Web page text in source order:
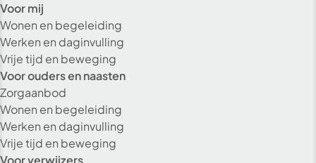
Voor mij
Wonen en begeleiding
Werken en daginvulling
Vrije tijd en beweging
Voor ouders en naasten
Zorgaanbod
Wonen en begeleiding
Werken en daginvulling
Vrije tijd en beweging
Voor verwijzers